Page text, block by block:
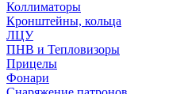
Коллиматоры
Кронштейны, кольца
ЛЦУ
ПНВ и Тепловизоры
Прицелы
Фонари